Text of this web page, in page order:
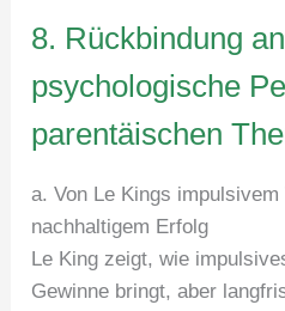
8. Rückbindung
psychologische
parentäischen
a. Von Le Kings impulsivem
nachhaltigem Erfolg
Le King zeigt, wie
Gewinne bringt, aber